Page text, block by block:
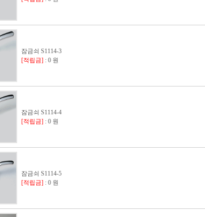
잠금쇠 S1114-3
[적립금] : 0 원
잠금쇠 S1114-4
[적립금] : 0 원
잠금쇠 S1114-5
[적립금] : 0 원